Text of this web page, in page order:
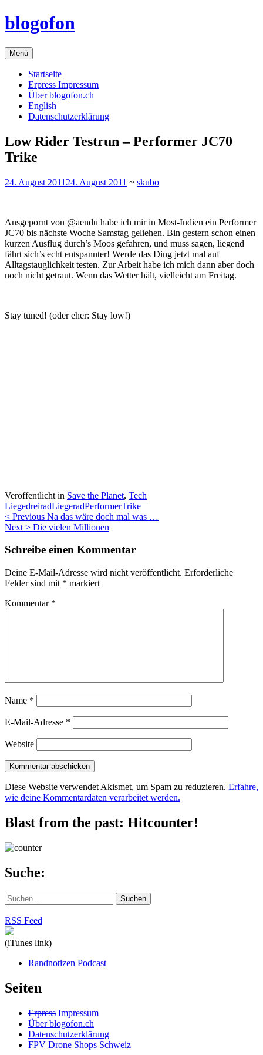
Zum
Inhalt
blogofon
Menü
Startseite
Erpress Impressum
Über blogofon.ch
English
Datenschutzerklärung
Low Rider Testrun – Performer JC70
Trike
24. August 2011 24. August 2011 ~ skubo
Ansgepornt von @aendu habe ich mir in Most-Indien ein Performer
JC70 bis nächste Woche Samstag geliehen. Bin gestern schon einen
kurzen Ausflug durch’s Moos gefahren, und muss sagen, liegend
fährt sich’s echt entspannter! Werde das Ding jetzt mal auf
Alltagstauglichkeit testen. Zur Arbeit habe ich mich dann aber doch
noch nicht getraut. Wenn das Wetter hält, vielleicht am Freitag.
Stay tuned! (oder eher: Stay low!)
Veröffentlicht in Save the Planet, Tech
LiegedreiradLiegeradPerformerTrike
Beitragsnavigation
< Previous Na das wäre doch mal was …
Next > Die vielen Millionen
Schreibe einen Kommentar
Deine E-Mail-Adresse wird nicht veröffentlicht. Erforderliche
Felder sind mit * markiert
Kommentar *
Name *
E-Mail-Adresse *
Website
Diese Website verwendet Akismet, um Spam zu reduzieren. Erfahre,
wie deine Kommentardaten verarbeitet werden.
Blast from the past: Hitcounter!
Suche:
Suchen
nach:
RSS Feed
(iTunes link)
Randnotizen Podcast
Seiten
Erpress Impressum
Über blogofon.ch
Datenschutzerklärung
FPV Drone Shops Schweiz